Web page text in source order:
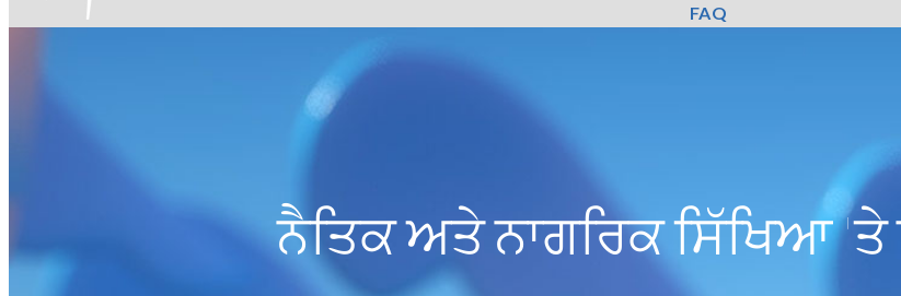
FAQ
ਨੈਤਿਕ ਅਤੇ ਨਾਗਰਿਕ ਸਿੱਖਿਆ